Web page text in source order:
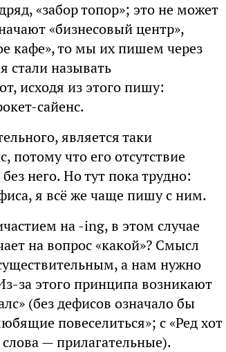
«забор топор»; это не может
«бизнесовый центр»,
кафе», то мы их пишем через
стали называть
исходя из этого пишу:
сайенс.
является таки
потому что его отсутствие
него. Но тут пока трудно:
я всё же чаще пишу с ним.
на -ing, в этом случае
на вопрос «какой»? Смысл
а нам нужно
за этого принципа возникают
(без дефисов означало бы
повеселиться»; с «Ред хот
— прилагательные).